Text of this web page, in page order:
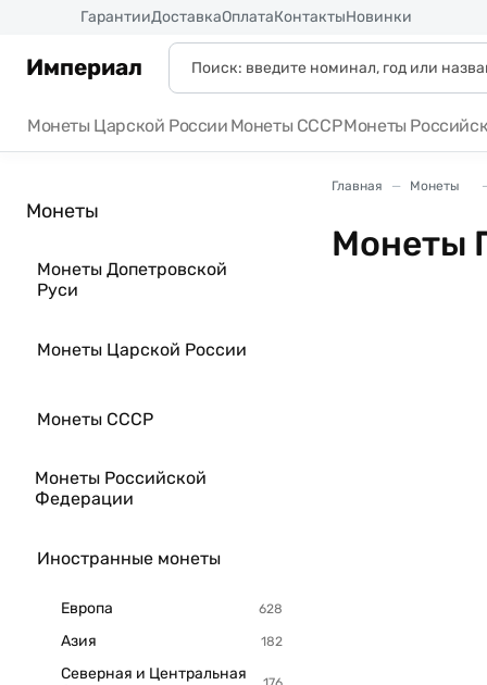
ГарантииДоставкаОплатаКонтактыНовинки
Империал
Монеты Царской России Монеты СССРМонеты
Монеты
Монеты Допетровской
Руси
Монеты Царской России
Монеты СССР
Монеты Российской
Федерации
Иностранные монеты
Европа
Азия
Северная и Центральная
Главная Монеты
Монеты